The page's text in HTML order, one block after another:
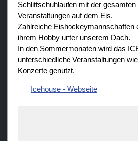
Beitragsordnung
Hygienekonzept
Sponsoren / Partner
Fanzone
Schlittschuhlaufen mit der
Veranstaltungen auf dem Eis.
Zahlreiche Eishockeymannschaften
ihrem Hobby unter unserem Dach.
In den Sommermonaten wird das
unterschiedliche Veranstaltungen
Konzerte genutzt.
Icehouse - Webseite